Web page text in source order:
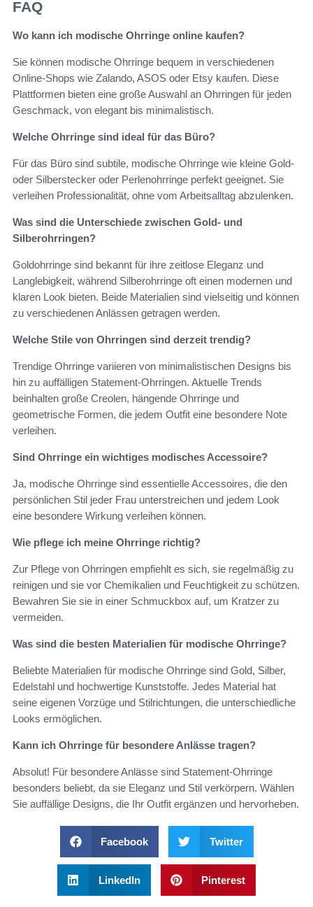
FAQ
Wo kann ich modische Ohrringe online kaufen?
Sie können modische Ohrringe bequem in verschiedenen
Online-Shops wie Zalando, ASOS oder Etsy kaufen. Diese
Plattformen bieten eine große Auswahl an Ohrringen für jeden
Geschmack, von elegant bis minimalistisch.
Welche Ohrringe sind ideal für das Büro?
Für das Büro sind subtile, modische Ohrringe wie kleine Gold-
oder Silberstecker oder Perlenohrringe perfekt geeignet. Sie
verleihen Professionalität, ohne vom Arbeitsalltag abzulenken.
Was sind die Unterschiede zwischen Gold- und
Silberohrringen?
Goldohrringe sind bekannt für ihre zeitlose Eleganz und
Langlebigkeit, während Silberohrringe oft einen modernen und
klaren Look bieten. Beide Materialien sind vielseitig und können
zu verschiedenen Anlässen getragen werden.
Welche Stile von Ohrringen sind derzeit trendig?
Trendige Ohrringe variieren von minimalistischen Designs bis
hin zu auffälligen Statement-Ohrringen. Aktuelle Trends
beinhalten große Creolen, hängende Ohrringe und
geometrische Formen, die jedem Outfit eine besondere Note
verleihen.
Sind Ohrringe ein wichtiges modisches Accessoire?
Ja, modische Ohrringe sind essentielle Accessoires, die den
persönlichen Stil jeder Frau unterstreichen und jedem Look
eine besondere Wirkung verleihen können.
Wie pflege ich meine Ohrringe richtig?
Zur Pflege von Ohrringen empfiehlt es sich, sie regelmäßig zu
reinigen und sie vor Chemikalien und Feuchtigkeit zu schützen.
Bewahren Sie sie in einer Schmuckbox auf, um Kratzer zu
vermeiden.
Was sind die besten Materialien für modische Ohrringe?
Beliebte Materialien für modische Ohrringe sind Gold, Silber,
Edelstahl und hochwertige Kunststoffe. Jedes Material hat
seine eigenen Vorzüge und Stilrichtungen, die unterschiedliche
Looks ermöglichen.
Kann ich Ohrringe für besondere Anlässe tragen?
Absolut! Für besondere Anlässe sind Statement-Ohrringe
besonders beliebt, da sie Eleganz und Stil verkörpern. Wählen
Sie auffällige Designs, die Ihr Outfit ergänzen und hervorheben.
Facebook Twitter
LinkedIn Pinterest